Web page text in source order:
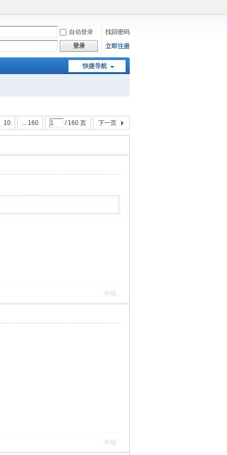
自动登录
找回密码
登录
立即注册
快捷导航
10 ... 160 / 160 页 下一页
举报
举报